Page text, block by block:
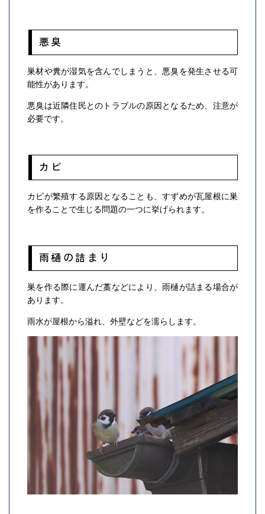
悪臭
巣材や糞が湿気を含んでしまうと、悪臭を発生させる可
能性があります。
悪臭は近隣住民とのトラブルの原因となるため、注意が
必要です。
カビ
カビが繁殖する原因となることも、すずめが瓦屋根に巣
を作ることで生じる問題の一つに挙げられます。
雨樋の詰まり
巣を作る際に運んだ藁などにより、雨樋が詰まる場合が
あります。
雨水が屋根から溢れ、外壁などを濡らします。